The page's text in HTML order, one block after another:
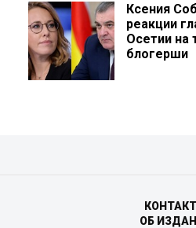
Ксения
реакции
Осетии на
блогерши
ОБ